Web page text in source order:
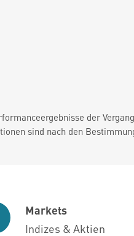
der
sind nach den
Markets
Indizes & Aktien